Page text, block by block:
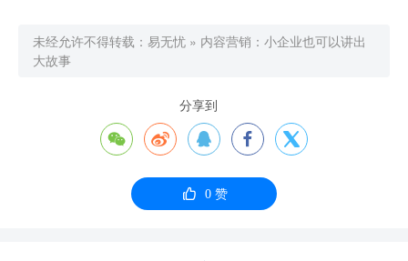
未经允许不得转载： 易无忧 » 内容营销：小企业也可以讲出
大故事
分享到
    
 0赞